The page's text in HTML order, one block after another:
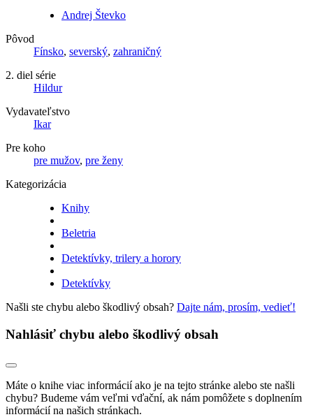
Andrej Števko
Pôvod
Fínsko, severský, zahraničný
2. diel série
Hildur
Vydavateľstvo
Ikar
Pre koho
pre mužov, pre ženy
Kategorizácia
Knihy
Beletria
Detektívky, trilery a horory
Detektívky
Našli ste chybu alebo škodlivý obsah? Dajte nám, prosím, vedieť!
Nahlásiť chybu alebo škodlivý obsah
Máte o knihe viac informácií ako je na tejto stránke alebo ste našli
chybu? Budeme vám veľmi vďační, ak nám pomôžete s doplnením
informácií na našich stránkach.